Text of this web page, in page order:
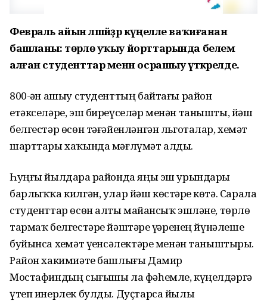
Февраль айын әлшәйҙәр күңелле ваҡиғанан
башланы: төрлө уҡыу йорттарында белем
алған студенттар менән осрашыу үткәрелде.
800-ҙән ашыу студенттың байтағы район
етәкселәре, эш биреүселәр менән танышты, йәш
белгестәр өсөн тәғәйенләнгән льготалар, хеҙмәт
шарттары хаҡында мәғлүмәт алды.
Һуңғы йылдарҙа районда яңы эш урындары
барлыҡҡа килгән, улар йәш көстәрҙе көтә. Сарала
студенттар өсөн алты майҙансыҡ эшләне, төрлө
тармаҡ белгестәре йәштәрҙе үҙҙәренең йүнәлеше
буйынса хеҙмәт үҙенсәлектәре менән таныштырҙы.
Район хакимиәте башлығы Дамир
Мостафиндың сығышы ла фәһемле, күңелдәргә
үтеп инерлек булды. Дуҫтарса йылы